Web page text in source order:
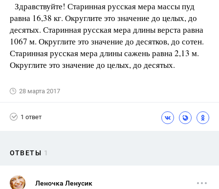
Здравствуйте! Старинная русская мера массы пуд
равна 16,38 кг. Округлите это значение до целых, до
десятых. Старинная русская мера длины верста равна
1067 м. Округлите это значение до десятков, до сотен.
Старинная русская мера длины сажень равна 2,13 м.
Округлите это значение до целых, до десятых.
28 марта 2017
1 ответ
ОТВЕТЫ 1
Леночка Ленусик